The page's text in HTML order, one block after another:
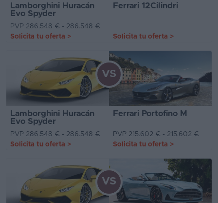
Lamborghini Huracán
Evo Spyder
Ferrari 12Cilindri
PVP 286.548 € - 286.548 €
Solicita tu oferta > Solicita tu oferta >
Lamborghini Huracán
Evo Spyder
Ferrari Portofino M
VS
PVP 286.548 € - 286.548 €
PVP 215.602 € - 215.602 €
Solicita tu oferta > Solicita tu oferta >
VS